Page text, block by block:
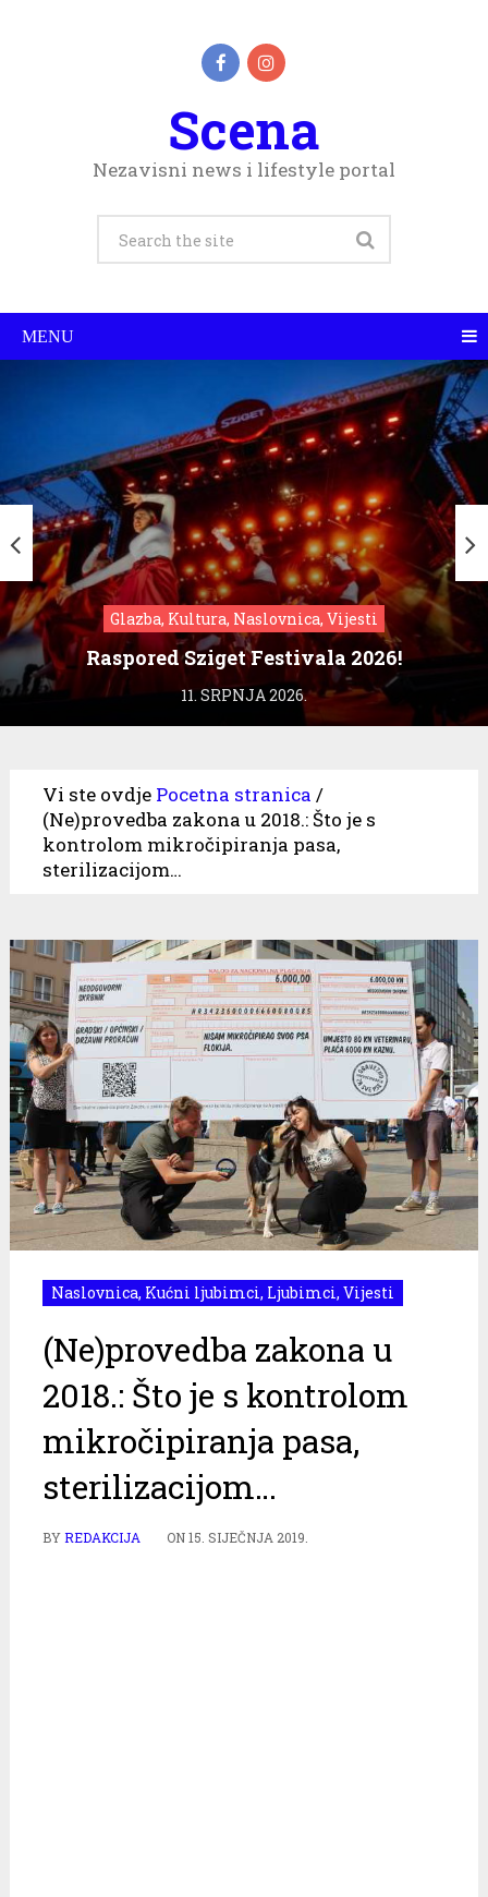
Scena
Nezavisni news i lifestyle portal
MENU
Glazba, Kultura, Naslovnica, Vijesti
Raspored Sziget Festivala 2026!
11. SRPNJA 2026.
Vi ste ovdje Pocetna stranica /
(Ne)provedba zakona u 2018.: Što je s
kontrolom mikročipiranja pasa,
sterilizacijom…
Naslovnica, Kućni ljubimci, Ljubimci, Vijesti
(Ne)provedba zakona u
2018.: Što je s kontrolom
mikročipiranja pasa,
sterilizacijom…
BYREDAKCIJA ON15. SIJEČNJA 2019.